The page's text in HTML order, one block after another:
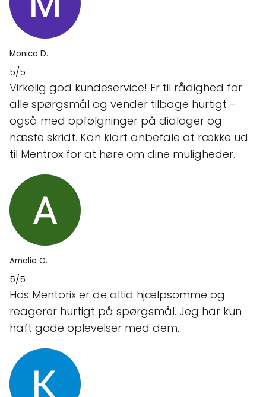
Monica D.
5/5
Virkelig god kundeservice! Er til rådighed for
alle spørgsmål og vender tilbage hurtigt -
også med opfølgninger på dialoger og
næste skridt. Kan klart anbefale at række ud
til Mentrox for at høre om dine muligheder.
Amalie O.
5/5
Hos Mentorix er de altid hjælpsomme og
reagerer hurtigt på spørgsmål. Jeg har kun
haft gode oplevelser med dem.